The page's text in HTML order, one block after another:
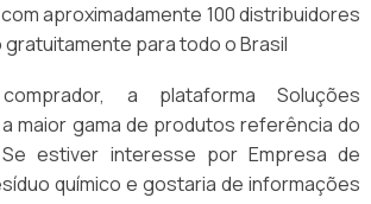
aproximadamente 100 distribuidores
para todo o Brasil
a plataforma Soluções
maior gama de produtos referência do
estiver interesse por Empresa de
químico e gostaria de informações